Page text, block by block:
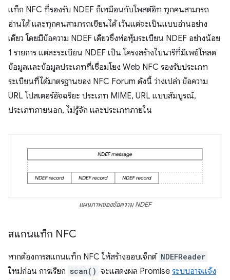
แท็ก NFC ที่รองรับ NDEF ก็เหมือนกับโพสต์อิท ทุกคนสามารถ
อ่านได้ และทุกคนสามารถเขียนได้ เว้นแต่จะเป็นแบบอ่านอย่าง
เดียว โดยมีข้อความ NDEF เดียวซึ่งห่อหุ้มระเบียน NDEF อย่างน้อย
1 รายการ แต่ละระเบียน NDEF เป็น โครงสร้างไบนารีที่มีเพย์โหลด
ข้อมูลและข้อมูลประเภทที่เชื่อมโยง Web NFC รองรับประเภท
ระเบียนที่ได้มาตรฐานของ NFC Forum ดังนี้ ว่างเปล่า ข้อความ
URL โปสเตอร์อัจฉริยะ ประเภท MIME, URL แบบสัมบูรณ์,
ประเภทภายนอก, ไม่รู้จัก และประเภทภายใน
แผนภาพของข้อความ NDEF
สแกนแท็ก NFC
หากต้องการสแกนแท็ก NFC ให้สร้างออบเจ็กต์ NDEFReader
ใหม่ก่อน การเรียก scan() จะแสดงผล Promise ระบบอาจแจ้ง